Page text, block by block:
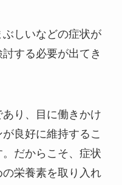
しいなどの症状が
する必要が出てき
り、目に働きかけ
良好に維持するこ
だからこそ、症状
栄養素を取り入れ